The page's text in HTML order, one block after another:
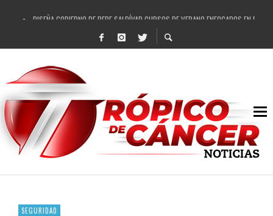
DISEÑA GOBIERNO DE PEPE SALDÍVAR CURSOS DE VERANO ENFOCADOS EN
REFRENDAN LOS 28 DELEGADOS Y 14 COMISARIADOS DE GUADALUPE APOYO A
FORTALECE GOBIERNO DE PEPE SALDÍVAR LA EDUCACIÓN EN LA ZACATECANA
GOBIERNO DE PEPE SALDÍVAR Y GRUPO FEMSA GENERAN MÁS DE 3 MIL EMPLEOS
CUARTA FERIA EXPO AGROPECUARIA TRAJO BENEFICIO DIRECTO A GUADALUPE:
RECONOCE PEPE SALDÍVAR A ARTISTA ZACATECANA VICTORIA HERNÁNDEZ
EGRESA GOBIERNO DE PEPE SALDÍVAR A 500 NUEVAS EMPRESARIAS
SON MUJERES GUADALUPENSES PRINCIPALES BENEFICIADAS DEL PROGRAMA
SEGURIDAD